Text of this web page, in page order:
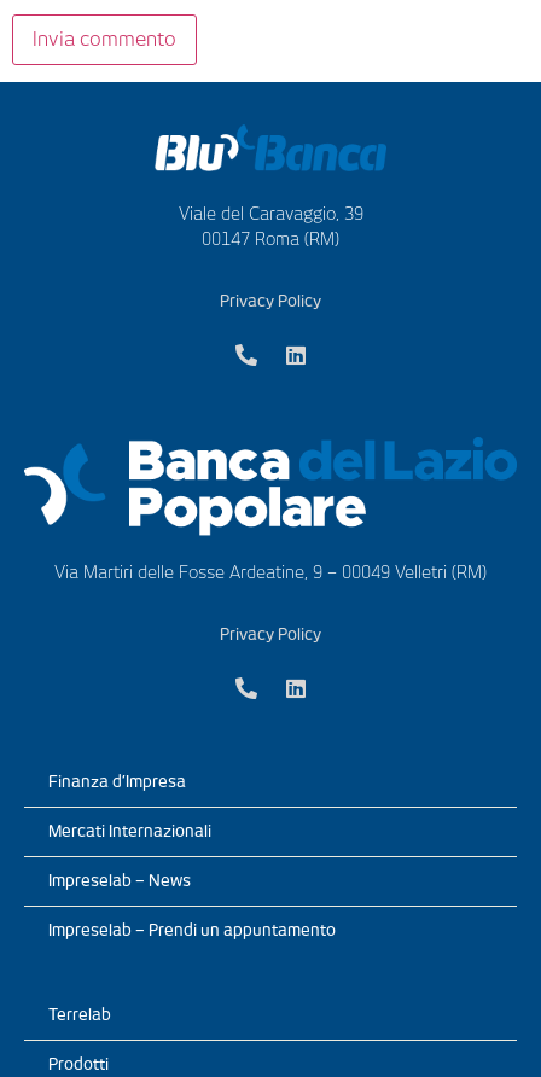
Viale del Caravaggio, 39
00147 Roma (RM)
Privacy Policy
Via Martiri delle Fosse Ardeatine, 9 – 00049 Velletri (RM)
Privacy Policy
Finanza d’Impresa
Mercati Internazionali
Impreselab – News
Impreselab – Prendi un appuntamento
Terrelab
Prodotti